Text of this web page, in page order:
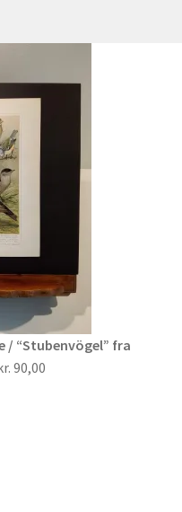
/ “Stubenvögel” fra
90,00